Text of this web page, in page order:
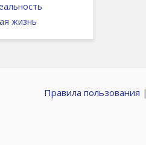
жизнь
Правила пользования |